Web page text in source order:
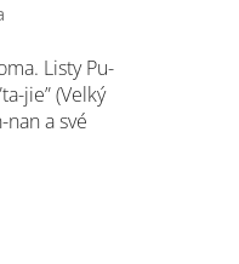
Listy Pu-
jie” (Velký
a své